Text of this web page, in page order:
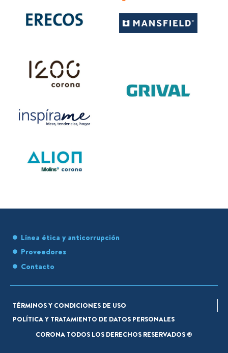
Línea ética y anticorrupción
Proveedores
Contacto
TÉRMINOS Y CONDICIONES DE USO
POLÍTICA Y TRATAMIENTO DE DATOS PERSONALES
CORONA TODOS LOS DERECHOS RESERVADOS ®